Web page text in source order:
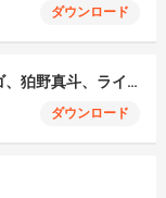
ダウンロード
モエチャッカファイア – ヒューゴ、狛野真斗、ライト、セヴェリアン (Cover )
ダウンロード